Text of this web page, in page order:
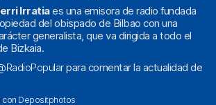
Irratiaes una emisora de radio fundada
del obispado de Bilbao con una
generalista, que va dirigida a todo el
Bizkaia.
para comentar la actualidad de
con Depositphotos